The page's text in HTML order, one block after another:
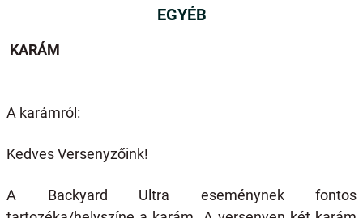
EGYÉB
KARÁM
A karámról:
Kedves Versenyzőink!
A Backyard Ultra eseménynek fontos